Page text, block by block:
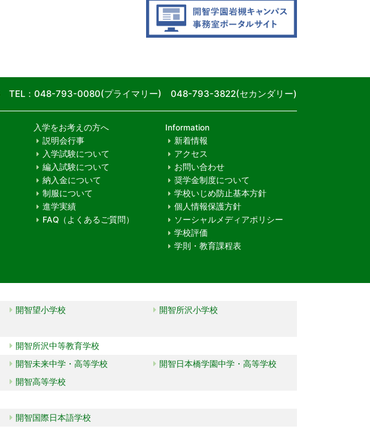
TEL：048-793-0080(プライマリー) 048-793-3822(セカンダリー)
入学をお考えの方へ
説明会行事
入学試験について
編入試験について
納入金について
制服について
進学実績
FAQ（よくあるご質問）
Information
新着情報
アクセス
お問い合わせ
奨学金制度について
学校いじめ防止基本方針
個人情報保護方針
ソーシャルメディアポリシー
学校評価
学則・教育課程表
開智望小学校
開智所沢小学校
開智所沢中等教育学校
開智未来中学・高等学校
開智日本橋学園中学・高等学校
開智高等学校
開智国際日本語学校